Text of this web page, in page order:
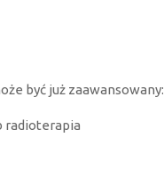
być już zaawansowany:
radioterapia